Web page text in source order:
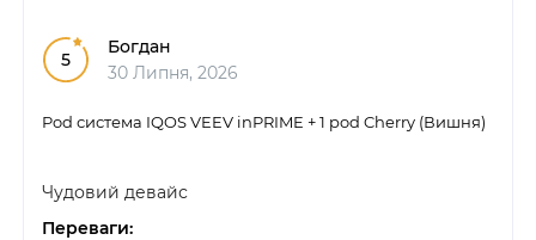
5
Богдан
30 Липня, 2026
Pod система IQOS VEEV inPRIME + 1 pod Cherry (Вишня)
Чудовий девайс
Переваги: